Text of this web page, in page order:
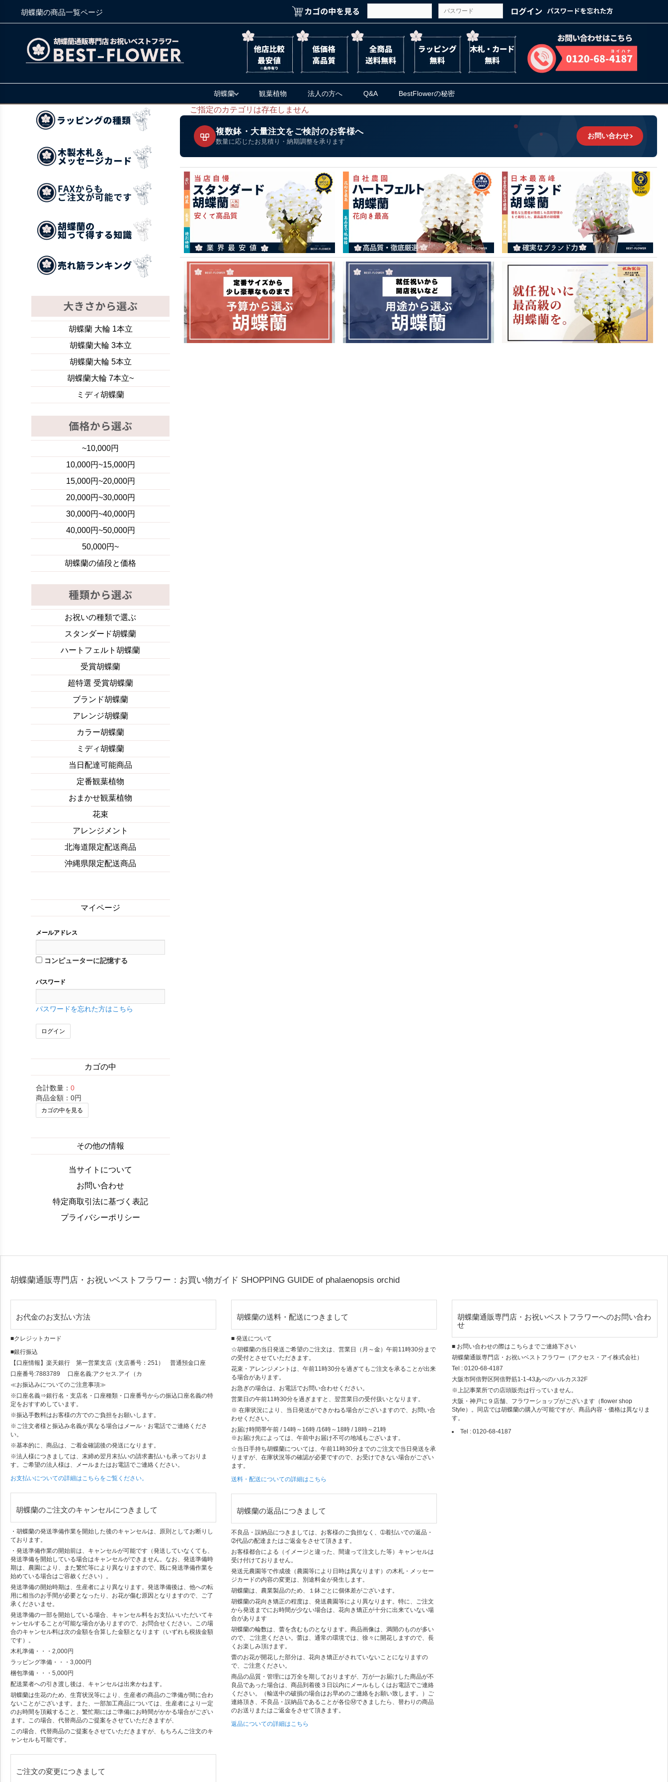
胡蝶蘭の商品一覧ページ
胡蝶蘭 観葉植物 法人の方へ Q&A BestFlowerの秘密
ご指定のカテゴリは存在しません
複数鉢・大量注文をご検討のお客様へ
数量に応じたお見積り・納期調整を承ります
お問い合わせ
胡蝶蘭 大輪 1本立
胡蝶蘭大輪 3本立
胡蝶蘭大輪 5本立
胡蝶蘭大輪 7本立~
ミディ胡蝶蘭
~10,000円
10,000円~15,000円
15,000円~20,000円
20,000円~30,000円
30,000円~40,000円
40,000円~50,000円
50,000円~
胡蝶蘭の値段と価格
お祝いの種類で選ぶ
スタンダード胡蝶蘭
ハートフェルト胡蝶蘭
受賞胡蝶蘭
超特選 受賞胡蝶蘭
ブランド胡蝶蘭
アレンジ胡蝶蘭
カラー胡蝶蘭
ミディ胡蝶蘭
当日配達可能商品
定番観葉植物
おまかせ観葉植物
花束
アレンジメント
北海道限定配送商品
沖縄県限定配送商品
マイページ
メールアドレス
コンピューターに記憶する
パスワード
パスワードを忘れた方はこちら
カゴの中
合計数量： 0
商品金額： 0円
カゴの中を見る
その他の情報
当サイトについて
お問い合わせ
特定商取引法に基づく表記
プライバシーポリシー
胡蝶蘭通販専門店・お祝いベストフラワー：お買い物ガイド SHOPPING GUIDE of phalaenopsis orchid
お代金のお支払い方法
■クレジットカード
■銀行振込
【口座情報】楽天銀行 第一営業支店（支店番号：251） 普通預金口座
口座番号:7883789 口座名義:アクセス.アイ（カ
≪お振込みについてのご注意事項≫
※口座名義⇒銀行名・支店名・口座種類・口座番号からの振込口座名義の特
定をおすすめしています。
※振込手数料はお客様の方でのご負担をお願いします。
※ご注文者様と振込み名義が異なる場合はメール・お電話でご連絡くださ
い。
※基本的に、商品は、ご着金確認後の発送になります。
※法人様につきましては、末締め翌月末払いの請求書払いも承っておりま
す。ご希望の法人様は、メールまたはお電話でご連絡ください。
お支払いについての詳細はこちらをご覧ください。
胡蝶蘭のご注文のキャンセルにつきまして
・胡蝶蘭の発送準備作業を開始した後のキャンセルは、原則としてお断りし
ております。
・発送準備作業の開始前は、キャンセルが可能です（発送していなくても、
発送準備を開始している場合はキャンセルができません。なお、発送準備時
期は、農園により、また繁忙等により異なりますので、既に発送準備作業を
始めている場合はご容赦ください）。
発送準備の開始時期は、生産者により異なります。発送準備後は、他への転
用に相当のお手間が必要となったり、お花が傷む原因となりますので、ご了
承くださいませ。
発送準備の一部を開始している場合、キャンセル料をお支払いいただいてキ
ャンセルすることが可能な場合がありますので、お問合せください。この場
合のキャンセル料は次の金額を合算した金額となります（いずれも税抜金額
です）。
木札準備・・・2,000円
ラッピング準備・・・3,000円
梱包準備・・・5,000円
配送業者への引き渡し後は、キャンセルは出来かねます。
胡蝶蘭は生花のため、生育状況等により、生産者の商品のご準備が間に合わ
ないことがございます。また、一部加工商品については、生産者により一定
のお時間を頂戴すること、繁忙期にはご準備にお時間がかかる場合がござい
ます。この場合、代替商品のご提案をさせていただきますが、
この場合、代替商品のご提案をさせていただきますが、もちろんご注文のキ
ャンセルも可能です。
ご注文の変更につきまして
胡蝶蘭の送料・配送につきまして
■ 発送について
☆胡蝶蘭の当日発送ご希望のご注文は、営業日（月～金）午前11時30分まで
の受付とさせていただきます。
花束・アレンジメントは、午前11時30分を過ぎてもご注文を承ることが出来
る場合があります。
お急ぎの場合は、お電話でお問い合わせください。
営業日の午前11時30分を過ぎますと、翌営業日の受付扱いとなります。
※ 在庫状況により、当日発送ができかねる場合がございますので、お問い合
わせください。
お届け時間帯午前 / 14時～16時 /16時～18時 / 18時～21時
※お届け先によっては、午前中お届け不可の地域もございます。
☆当日手持ち胡蝶蘭については、午前11時30分までのご注文で当日発送を承
りますが、在庫状況等の確認が必要ですので、お受けできない場合がござい
ます。
送料・配送についての詳細はこちら
胡蝶蘭の返品につきまして
不良品・誤納品につきましては、お客様のご負担なく、➀着払いでの返品・
➁代品の配達またはご返金をさせて頂きます。
お客様都合による（イメージと違った、間違って注文した等）キャンセルは
受け付けておりません。
発送元農園等で作成後（農園等により日時は異なります）の木札・メッセー
ジカードの内容の変更は、別途料金が発生します。
胡蝶蘭は、農業製品のため、１鉢ごとに個体差がございます。
胡蝶蘭の花向き矯正の程度は、発送農園等により異なります。特に、ご注文
から発送までにお時間が少ない場合は、花向き矯正が十分に出来ていない場
合があります
胡蝶蘭の輪数は、蕾を含むものとなります。商品画像は、満開のものが多い
ので、ご注意ください。蕾は、通常の環境では、徐々に開花しますので、長
くお楽しみ頂けます。
蕾のお花が開花した部分は、花向き矯正がされていないことになりますの
で、ご注意ください。
商品の品質・管理には万全を期しておりますが、万が一お届けした商品が不
良品であった場合は、商品到着後３日以内にメールもしくはお電話でご連絡
ください。（輸送中の破損の場合はお早めのご連絡をお願い致します。）ご
連絡頂き、不良品・誤納品であることが各位Ⓜできましたら、替わりの商品
のお送りまたはご返金をさせて頂きます。
返品についての詳細はこちら
胡蝶蘭通販専門店・お祝いベストフラワーへのお問い合わ
せ
■ お問い合わせの際はこちらまでご連絡下さい
胡蝶蘭通販専門店・お祝いベストフラワー（アクセス・アイ株式会社）
Tel : 0120-68-4187
大阪市阿倍野区阿倍野筋1-1-43あべのハルカス32F
※上記事業所での店頭販売は行っていません。
大阪・神戸に９店舗、フラワーショップがございます（flower shop
Style）。同店では胡蝶蘭の購入が可能ですが、商品内容・価格は異なりま
す。
Tel : 0120-68-4187